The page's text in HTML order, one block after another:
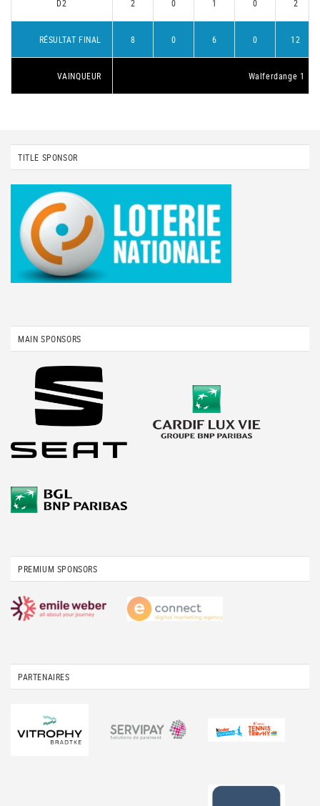
D2 2 0 1 0 2
RÉSULTAT FINAL 8 0 6 0 12
VAINQUEUR Walferdange 1
TITLE SPONSOR
MAIN SPONSORS
PREMIUM SPONSORS
PARTENAIRES